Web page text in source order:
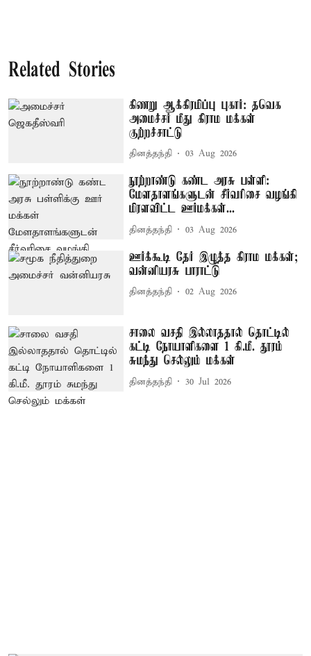
Related Stories
கிணறு ஆக்கிரமிப்பு புகார்: தவெக
அமைச்சர் மீது கிராம மக்கள்
குற்றச்சாட்டு
தினத்தந்தி 03 Aug 2026
நூற்றாண்டு கண்ட அரசு பள்ளி:
மேளதாளங்களுடன் சீர்வரிசை வழங்கி
மிரளவிட்ட ஊர்மக்கள்...
தினத்தந்தி 03 Aug 2026
ஊர்க்கூடி தேர் இழுத்த கிராம மக்கள்;
வன்னியரசு பாராட்டு
தினத்தந்தி 02 Aug 2026
சாலை வசதி இல்லாததால் தொட்டில்
கட்டி நோயாளிகளை 1 கி.மீ. தூரம்
சுமந்து செல்லும் மக்கள்
தினத்தந்தி 30 Jul 2026